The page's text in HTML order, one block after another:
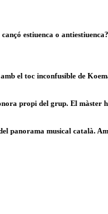
estiuenca o
el toc inconfusible de
propi del grup. El
panorama musical